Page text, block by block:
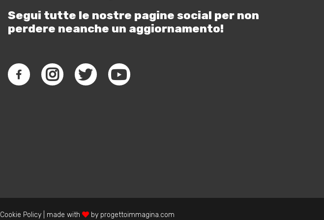
Segui tutte le nostre pagine social per non
perdere neanche un aggiornamento!
Cookie Policy | made with by progettoimmagina.com